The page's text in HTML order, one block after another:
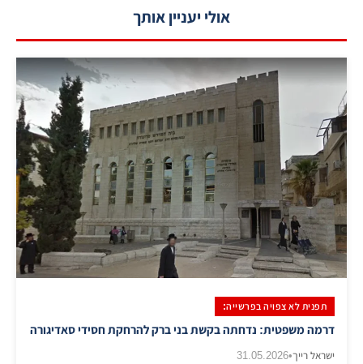
אולי יעניין אותך
תפנית לא צפויה בפרשייה:
דרמה משפטית: נדחתה בקשת בני ברק להרחקת חסידי סאדיגורה
ישראל רייך•
31.05.2026